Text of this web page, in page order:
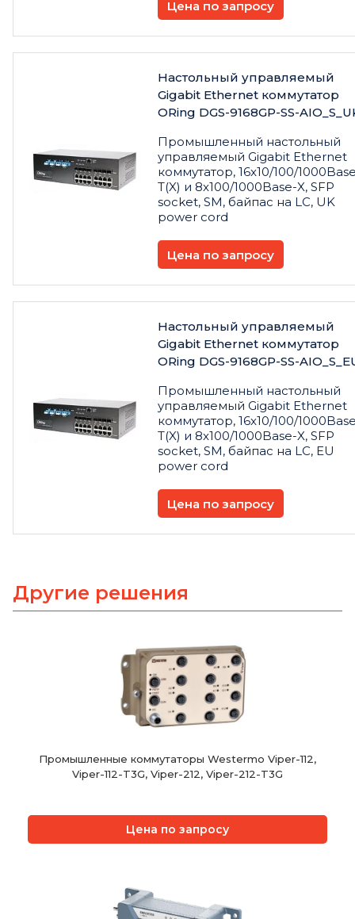
Цена по запросу
Настольный управляемый
Gigabit Ethernet коммутатор
ORing DGS-9168GP-SS-
Промышленный настольный
управляемый Gigabit Ethernet
коммутатор, 16x10/100/
T(X) и 8x100/1000Base-X, SFP
socket, SM, байпас на LC, UK
power cord
Цена по запросу
Настольный управляемый
Gigabit Ethernet коммутатор
ORing DGS-9168GP-SS-
Промышленный настольный
управляемый Gigabit Ethernet
коммутатор, 16x10/100/
T(X) и 8x100/1000Base-X, SFP
socket, SM, байпас на LC, EU
power cord
Цена по запросу
Другие решения
Промышленные коммутаторы Westermo Viper-112,
Viper-112-T3G, Viper-212, Viper-212-T3G
Цена по запросу